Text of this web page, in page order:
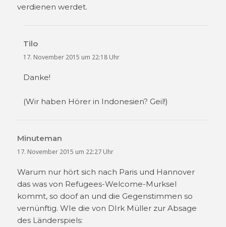
verdienen werdet.
Tilo
17. November 2015 um 22:18 Uhr
Danke!
(Wir haben Hörer in Indonesien? Geil!)
Minuteman
17. November 2015 um 22:27 Uhr
Warum nur hört sich nach Paris und Hannover
das was von Refugees-Welcome-Murksel
kommt, so doof an und die Gegenstimmen so
vernünftig. WIe die von DIrk Müller zur Absage
des Länderspiels: